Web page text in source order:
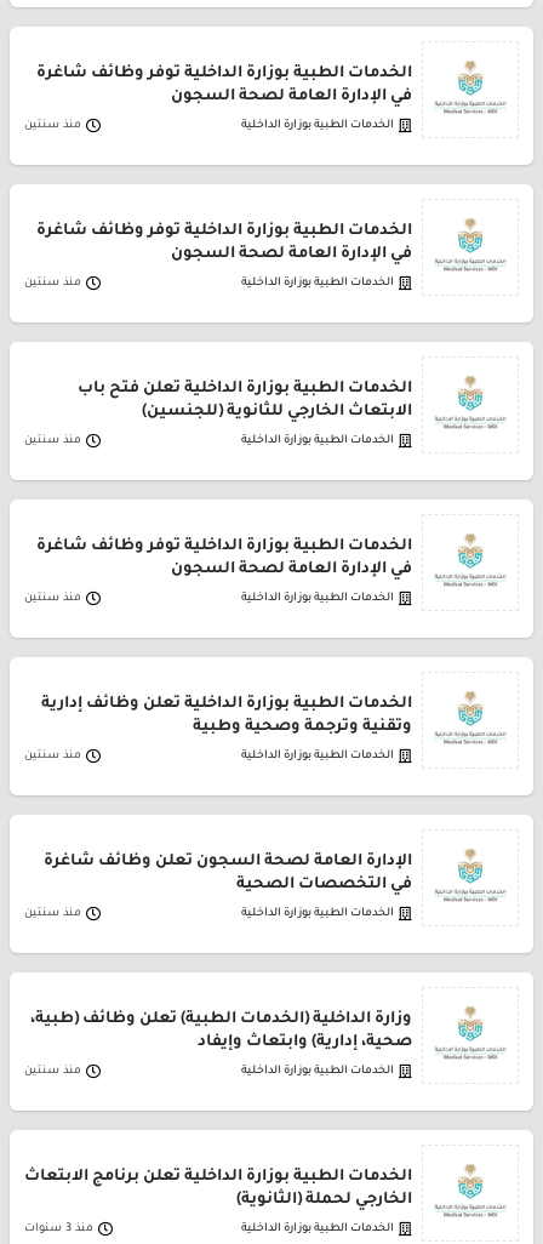
الخدمات الطبية بوزارة الداخلية توفر وظائف شاغرة
في الإدارة العامة لصحة السجون
الخدمات الطبية بوزارة الداخلية منذ سنتين
الخدمات الطبية بوزارة الداخلية توفر وظائف شاغرة
في الإدارة العامة لصحة السجون
الخدمات الطبية بوزارة الداخلية منذ سنتين
الخدمات الطبية بوزارة الداخلية تعلن فتح باب
الابتعاث الخارجي للثانوية (للجنسين)
الخدمات الطبية بوزارة الداخلية منذ سنتين
الخدمات الطبية بوزارة الداخلية توفر وظائف شاغرة
في الإدارة العامة لصحة السجون
الخدمات الطبية بوزارة الداخلية منذ سنتين
الخدمات الطبية بوزارة الداخلية تعلن وظائف إدارية
وتقنية وترجمة وصحية وطبية
الخدمات الطبية بوزارة الداخلية منذ سنتين
الإدارة العامة لصحة السجون تعلن وظائف شاغرة
في التخصصات الصحية
الخدمات الطبية بوزارة الداخلية منذ سنتين
وزارة الداخلية (الخدمات الطبية) تعلن وظائف (طبية،
صحية، إدارية) وابتعاث وإيفاد
الخدمات الطبية بوزارة الداخلية منذ سنتين
الخدمات الطبية بوزارة الداخلية تعلن برنامج الابتعاث
الخارجي لحملة (الثانوية)
الخدمات الطبية بوزارة الداخلية منذ 3 سنوات